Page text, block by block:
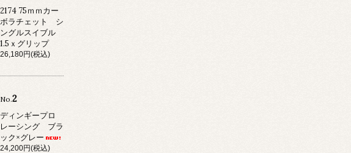
2174 75ｍｍカー
ボラチェット シ
ングルスイブル
1.5ｘグリップ
26,180円(税込)
No.2
ディンギープロ
レーシング ブラ
ック×グレー
24,200円(税込)